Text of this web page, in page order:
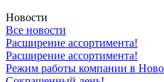
Новости
Все новости
Расширение ассортимента!
Расширение ассортимента!
Режим работы компании в